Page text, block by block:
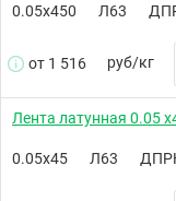
0.05х450 Л63
от 1 516 руб/кг
Лента латунная 0.05
0.05х45 Л63